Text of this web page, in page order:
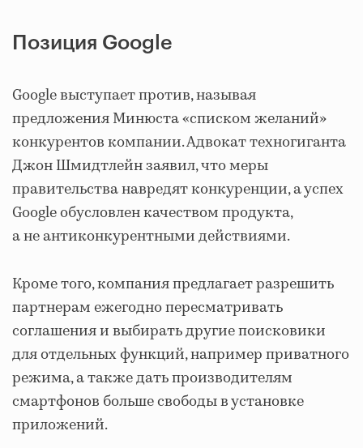
Позиция Google
Google выступает против, называя
предложения Минюста «списком желаний»
конкурентов компании. Адвокат техногиганта
Джон Шмидтлейн заявил, что меры
правительства навредят конкуренции, а успех
Google обусловлен качеством продукта,
а не антиконкурентными действиями.
Кроме того, компания предлагает разрешить
партнерам ежегодно пересматривать
соглашения и выбирать другие поисковики
для отдельных функций, например приватного
режима, а также дать производителям
смартфонов больше свободы в установке
приложений.